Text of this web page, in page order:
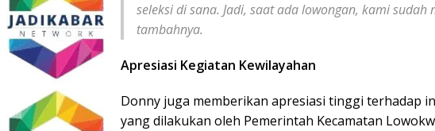
seleksi di sana. Jadi, saat ada lowongan, kami
tambahnya.
Apresiasi Kegiatan Kewilayahan
Donny juga memberikan apresiasi tinggi terhadap
yang dilakukan oleh Pemerintah Kecamatan